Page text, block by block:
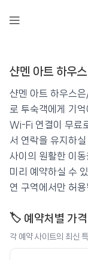
샨멘 아트
📍 푸켓★★ ⭐
💰 최저가 확인
샨멘 아트 하우스
샨멘 아트 하우스
로 투숙객에게 기
Wi-Fi 연결이 무료
서 연락을 유지하
사이의 원활한 이
미리 예약하실 수
연 구역에서만 허용
🏷️ 예약처별 가격
각 예약 사이트의 최신